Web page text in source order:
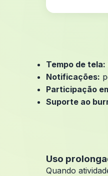
Tempo de tela:
Notificações:
Participação
Suporte ao
Uso
Quando